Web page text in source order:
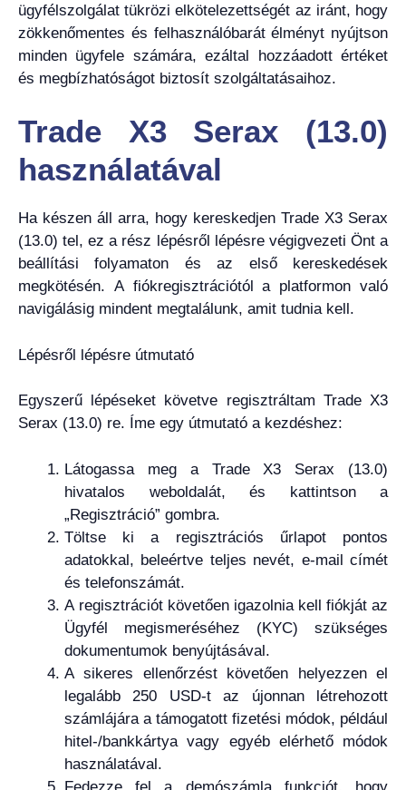
ügyfélszolgálat tükrözi elkötelezettségét az iránt, hogy
zökkenőmentes és felhasználóbarát élményt nyújtson
minden ügyfele számára, ezáltal hozzáadott értéket
és megbízhatóságot biztosít szolgáltatásaihoz.
Trade X3 Serax (13.0)
használatával
Ha készen áll arra, hogy kereskedjen Trade X3 Serax
(13.0) tel, ez a rész lépésről lépésre végigvezeti Önt a
beállítási folyamaton és az első kereskedések
megkötésén. A fiókregisztrációtól a platformon való
navigálásig mindent megtalálunk, amit tudnia kell.
Lépésről lépésre útmutató
Egyszerű lépéseket követve regisztráltam Trade X3
Serax (13.0) re. Íme egy útmutató a kezdéshez:
Látogassa meg a Trade X3 Serax (13.0)
hivatalos weboldalát, és kattintson a
„Regisztráció” gombra.
Töltse ki a regisztrációs űrlapot pontos
adatokkal, beleértve teljes nevét, e-mail címét
és telefonszámát.
A regisztrációt követően igazolnia kell fiókját az
Ügyfél megismeréséhez (KYC) szükséges
dokumentumok benyújtásával.
A sikeres ellenőrzést követően helyezzen el
legalább 250 USD-t az újonnan létrehozott
számlájára a támogatott fizetési módok, például
hitel-/bankkártya vagy egyéb elérhető módok
használatával.
Fedezze fel a demószámla funkciót, hogy